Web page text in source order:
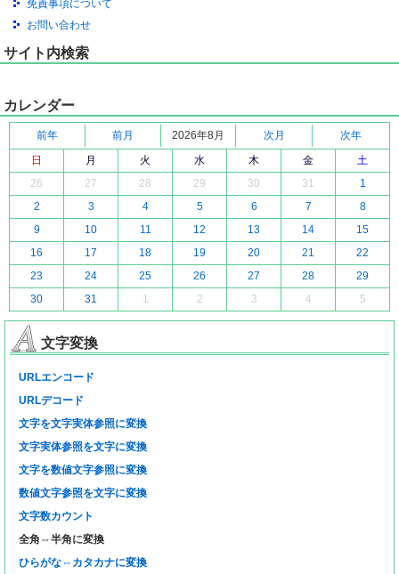
免責事項について
お問い合わせ
サイト内検索
カレンダー
前年 前月 2026年8月 次月
次年
日
月 火 水 木 金
土
26
27 28 29 30 31
1
2
3 4 5 6 7
8
9
10 11 12 13 14
15
16
17 18 19 20 21
22
23
24 25 26 27 28
29
30
31 1 2 3 4 5
文字変換
URLエンコード
URLデコード
文字を文字実体参照に変換
文字実体参照を文字に変換
文字を数値文字参照に変換
数値文字参照を文字に変換
文字数カウント
全角⇔半角に変換
ひらがな⇔カタカナに変換